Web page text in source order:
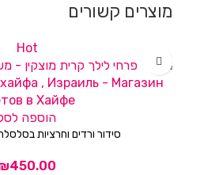
מוצרים קשורים
Hot
הוספה
סידור ורדים וחרציות